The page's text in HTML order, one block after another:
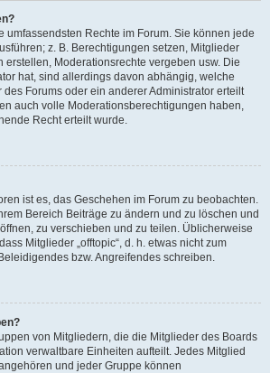
umfassendsten Rechte im Forum. Sie können jede
z. B. Berechtigungen setzen, Mitglieder
erstellen, Moderationsrechte vergeben usw. Die
hat, sind allerdings davon abhängig, welche
des Forums oder ein anderer Administrator erteilt
auch volle Moderationsberechtigungen haben,
Recht erteilt wurde.
ist es, das Geschehen im Forum zu beobachten.
Bereich Beiträge zu ändern und zu löschen und
zu verschieben und zu teilen. Üblicherweise
Mitglieder „offtopic“, d. h. etwas nicht zum
bzw. Angreifendes schreiben.
von Mitgliedern, die die Mitglieder des Boards
verwaltbare Einheiten aufteilt. Jedes Mitglied
und jeder Gruppe können